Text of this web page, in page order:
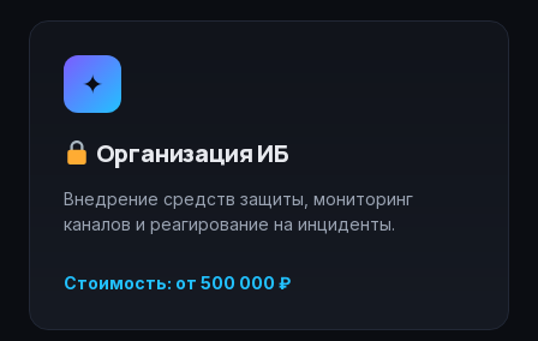
✦
Организация ИБ
Внедрение средств защиты, мониторинг
каналов и реагирование на инциденты.
Стоимость: от 500 000 ₽